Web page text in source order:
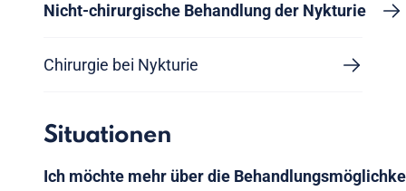
Nicht-chirurgische Behandlung der Nykturie
Chirurgie bei Nykturie
Situationen
Ich möchte mehr über die